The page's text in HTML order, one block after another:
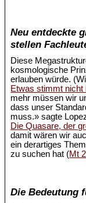
Neu entdeckte
stellen
Diese
kosmologische
erlauben würde.
Etwas stimmt
mehr müssen wir
dass unser
muss.» sagte
Die Quasare, der
damit wären wir
ein derartiges
zu suchen hat (Mt
Die Bedeutung